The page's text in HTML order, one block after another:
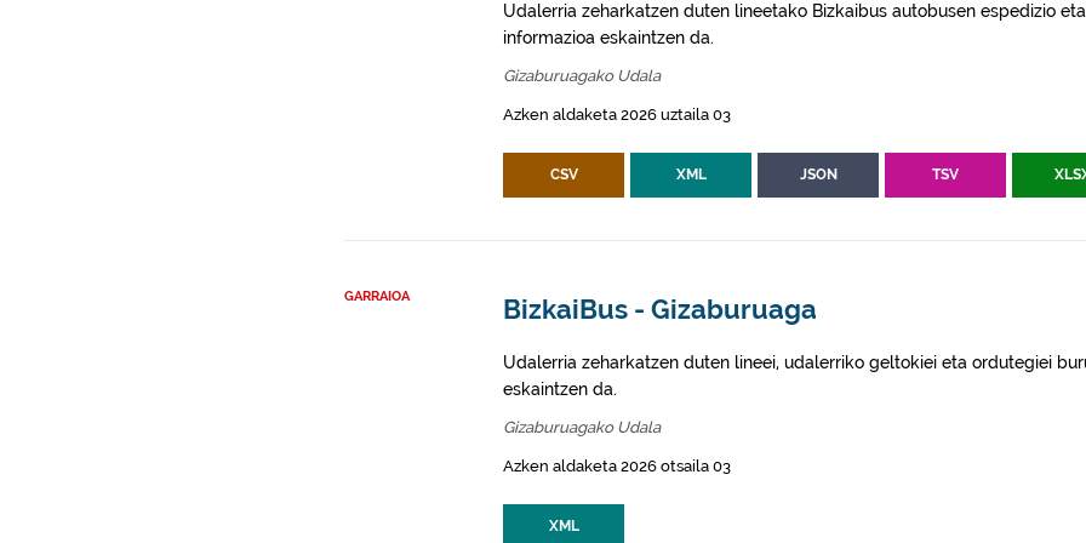
Udalerria zeharkatzen duten lineetako Bizkaibus autobusen espedizio
informazioa eskaintzen da.
Gizaburuagako Udala
Azken aldaketa 2026 uztaila 03
CSV XML JSON TSV
GARRAIOA BizkaiBus - Gizaburuaga
Udalerria zeharkatzen duten lineei, udalerriko geltokiei eta ordutegiei
eskaintzen da.
Gizaburuagako Udala
Azken aldaketa 2026 otsaila 03
XML